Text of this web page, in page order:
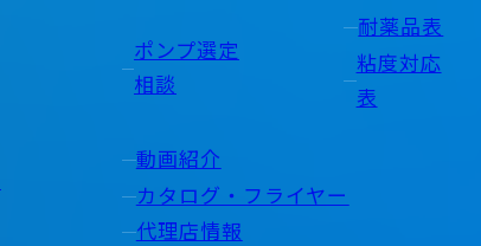
ポンプ選定
相談
耐薬品表
粘度対応
表
動画紹介
カタログ・フライヤー
代理店情報